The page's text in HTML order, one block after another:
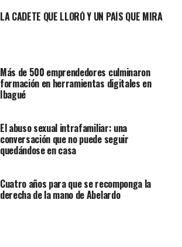
LA CADETE QUE LLORÓ Y UN PAÍS QUE MIRA
Más de 500 emprendedores culminaron
formación en herramientas digitales en
Ibagué
El abuso sexual intrafamiliar: una
conversación que no puede seguir
quedándose en casa
Cuatro años para que se recomponga la
derecha de la mano de Abelardo